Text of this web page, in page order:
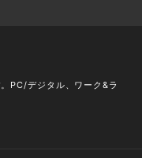
PC/デジタル、ワーク&ラ